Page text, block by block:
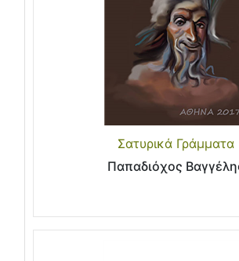
Σατυρικά Γράμματα
Παπαδιόχος